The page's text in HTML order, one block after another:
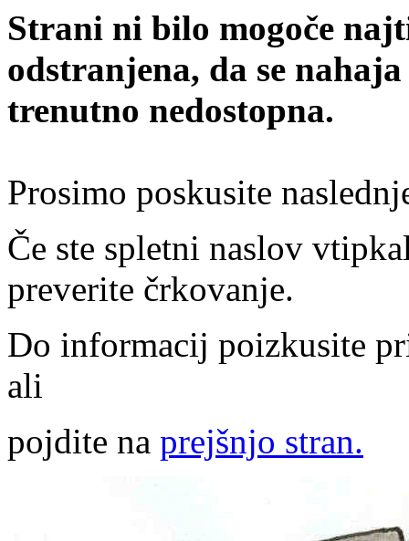
Strani ni bilo mogoče
odstranjena, da se
trenutno nedostopna.
Prosimo poskusite
Če ste spletni naslov
preverite črkovanje.
Do informacij poizkusite
ali
pojdite na prejšnjo stran.